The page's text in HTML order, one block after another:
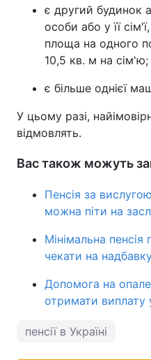
є другий будинок
особи або у її
площа на одного
10,5 кв. м на сім'ю;
є більше однієї
У цьому разі,
відмовлять.
Вас також можуть
Пенсія за
можна піти на
Мінімальна
чекати на
Допомога на
отримати виплату
пенсії в Україні